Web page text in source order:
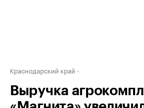
Краснодарский край
Выручка